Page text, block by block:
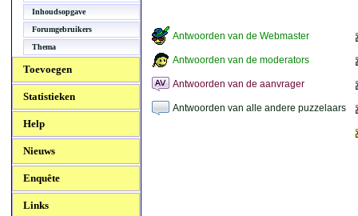
Inhoudsopgave
Forumgebruikers
Thema
Toevoegen
Statistieken
Help
Nieuws
Enquête
Links
Antwoorden van de Webmaster
Antwoorden van de moderators
Antwoorden van de aanvrager
Antwoorden van alle andere puzzelaars